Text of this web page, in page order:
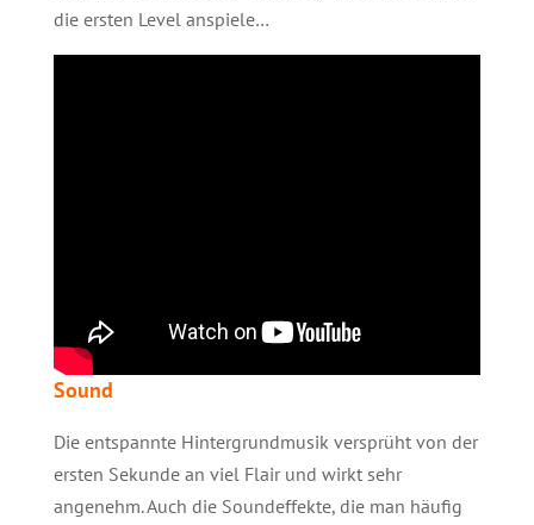
die ersten Level anspiele…
Sound
Die entspannte Hintergrundmusik versprüht von der
ersten Sekunde an viel Flair und wirkt sehr
angenehm. Auch die Soundeffekte, die man häufig